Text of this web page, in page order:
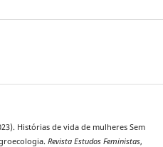
Histórias de vida de mulheres Sem
Revista Estudos Feministas,